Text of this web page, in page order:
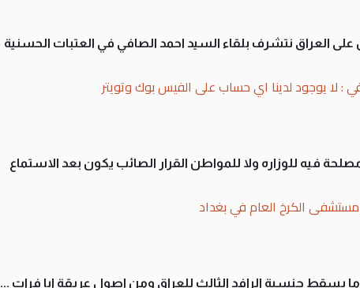
على العراق نتشرف بلقاء السيد احمد الصافي في العتبات الحسنية
: لا يوجود لدينا اي حساب على الفيس بوك وتويتر
فيه للوزاره ولا للمواطن القرار الصائب يكون بعد الاستماع
الكرخ العام في بغداد
يسقط جنسية الرافد الثالث للعراق ومن اصول عريقة ابا فرات ...